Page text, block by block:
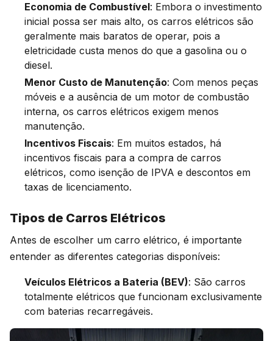
Economia de Combustível: Embora o investimento
inicial possa ser mais alto, os carros elétricos são
geralmente mais baratos de operar, pois a
eletricidade custa menos do que a gasolina ou o
diesel.
Menor Custo de Manutenção: Com menos peças
móveis e a ausência de um motor de combustão
interna, os carros elétricos exigem menos
manutenção.
Incentivos Fiscais: Em muitos estados, há
incentivos fiscais para a compra de carros
elétricos, como isenção de IPVA e descontos em
taxas de licenciamento.
Tipos de Carros Elétricos
Antes de escolher um carro elétrico, é importante
entender as diferentes categorias disponíveis:
Veículos Elétricos a Bateria (BEV): São carros
totalmente elétricos que funcionam exclusivamente
com baterias recarregáveis.